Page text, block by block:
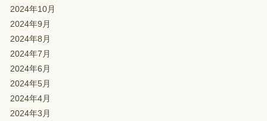
2024年10月
2024年9月
2024年8月
2024年7月
2024年6月
2024年5月
2024年4月
2024年3月